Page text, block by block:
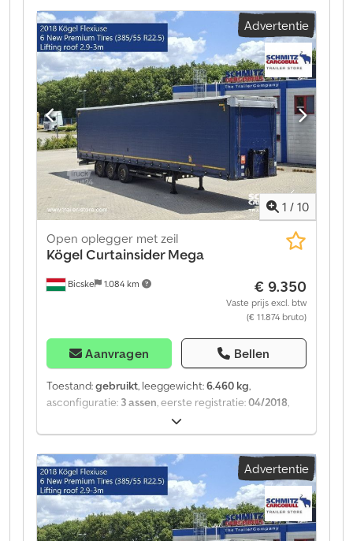
beschikbare voertuigen op onze website. Financiering
nodig? Wij bieden individuele
financieringsoplossingen, full-service contracten en
telematicadiensten. Wij adviseren u graag persoonlijk.
Dedsztg Ewepfx Am Hsck
Advertentie
1 / 10
Bicske 1.084 km
Open oplegger met zeil
KögelCurtainsider Mega
€ 9.350
Vaste prijs excl. btw
(€ 11.874 bruto)
Aanvragen Bellen
Toestand:gebruikt, leeggewicht:6.460 kg,
asconfiguratie: 3 assen, eerste registratie:04/2018,
, Ledig gewicht: 6460 kg. Bekijk een
overzicht van alle beschikbare voertuigen op onze
website. Financiering nodig? Wij bieden individuele
financieringsoplossingen, full-service contracten en
telematicadiensten. Wij adviseren u graag persoonlijk.
Dodjztg Eqjpfx Am Hsck
Advertentie